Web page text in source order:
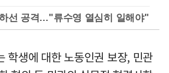
선 공격…"류수영 열심히 일해야"
학생에 대한 노동인권 보장, 민관